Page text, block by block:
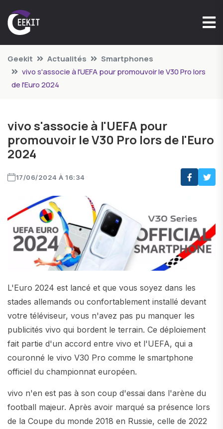
Geekit Actualités
Smartphones
vivo s'associe à l'UEFA pour promouvoir le V30 Pro lors
de l'Euro 2024
vivo s'associe à l'UEFA pour
promouvoir le V30 Pro lors de l'Euro
2024
17/06/2024 À 16:34
L'Euro 2024 est lancé et que vous soyez dans les
stades allemands ou confortablement installé devant
votre téléviseur, vous n'avez pas pu manquer les
publicités vivo qui bordent le terrain. Ce déploiement
fait partie d'un accord entre vivo et l'UEFA, qui a
couronné le vivo V30 Pro comme le smartphone
officiel du championnat européen.
vivo n'en est pas à son coup d'essai dans l'arène du
football majeur. Après avoir marqué sa présence lors
de la Coupe du monde 2018 en Russie, celle de 2022